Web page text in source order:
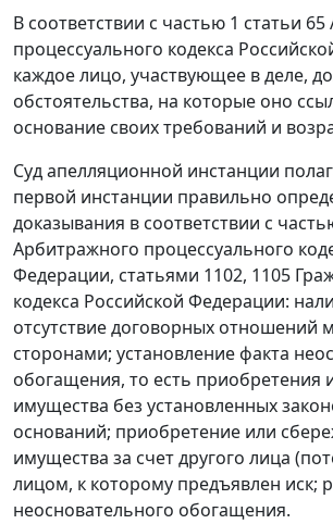
В соответствии с частью 1 статьи 65
процессуального кодекса
каждое лицо, участвующее в деле,
обстоятельства, на которые оно
основание своих требований и
Суд апелляционной инстанции
первой инстанции правильно
доказывания в соответствии с
Арбитражного процессуального
Федерации, статьями 1102, 1105
кодекса Российской Федерации:
отсутствие договорных отношений
сторонами; установление факта
обогащения, то есть приобретения
имущества без установленных
оснований; приобретение или
имущества за счет другого лица
лицом, к которому предъявлен иск;
неосновательного обогащения.